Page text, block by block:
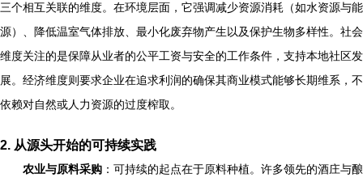
三个相互关联的维度。在环境层面，它强调减少资源消耗（如水资源与能
源）、降低温室气体排放、最小化废弃物产生以及保护生物多样性。社会
维度关注的是保障从业者的公平工资与安全的工作条件，支持本地社区发
展。经济维度则要求企业在追求利润的确保其商业模式能够长期维系，不
依赖对自然或人力资源的过度榨取。
2. 从源头开始的可持续实践
农业与原料采购 ：可持续的起点在于原料种植。许多领先的酒庄与酿